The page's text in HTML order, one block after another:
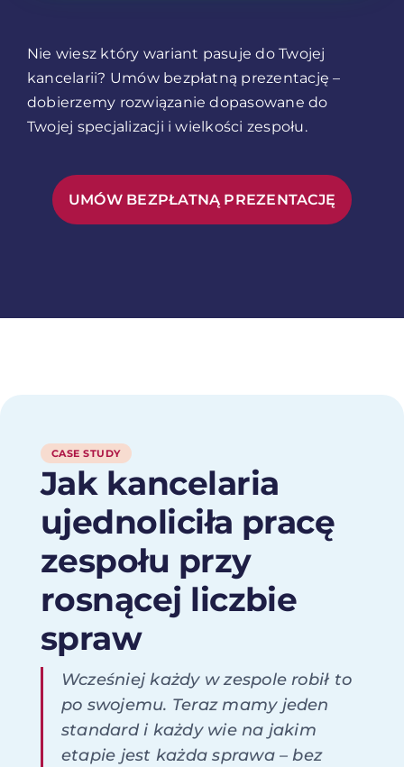
Nie wiesz który wariant pasuje do Twojej
kancelarii? Umów bezpłatną prezentację –
dobierzemy rozwiązanie dopasowane do
Twojej specjalizacji i wielkości zespołu.
UMÓW BEZPŁATNĄ PREZENTACJĘ
CASE STUDY
Jak kancelaria
ujednoliciła pracę
zespołu przy
rosnącej liczbie
spraw
Wcześniej każdy w zespole robił to
po swojemu. Teraz mamy jeden
standard i każdy wie na jakim
etapie jest każda sprawa – bez